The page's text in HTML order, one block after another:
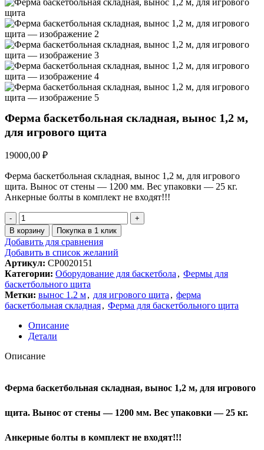
Ферма баскетбольная складная, вынос 1,2 м,
для игрового щита
19000,00 ₽
Ферма баскетбольная складная, вынос 1,2 м, для игрового
щита. Вынос от стены — 1200 мм. Вес упаковки — 25 кг.
Анкерные болты в комплект не входят!!!
В корзину Покупка в 1 клик
Добавить для сравнения
Добавить в список желаний
Артикул: СР0020151
Категории: Оборудование для баскетбола , Фермы для
баскетбольного щита
Метки: вынос 1.2 м, для игрового щита , ферма
баскетбольная складная, Ферма для баскетбольного щита
Описание
Детали
Описание
Ферма баскетбольная складная, вынос 1,2 м, для игрового
щита. Вынос от стены — 1200 мм. Вес упаковки — 25 кг.
Анкерные болты в комплект не входят!!!